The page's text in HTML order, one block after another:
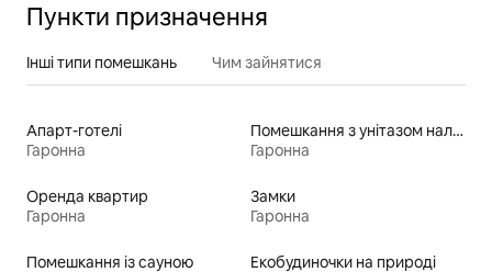
Пункти призначення
Інші типи помешкань Чим зайнятися
Апарт-готелі
Гаронна
Помешкання з унітазом належної висоти для людей з особливими потребами
Гаронна
Оренда квартир
Гаронна
Замки
Гаронна
Помешкання із сауною
Екобудиночки на природі